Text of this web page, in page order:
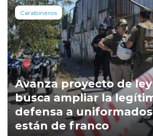
Carabineros
Avanza proyecto de
busca ampliar la
defensa a
están de franco